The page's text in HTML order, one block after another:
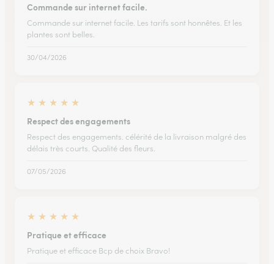
Commande sur internet facile.
Commande sur internet facile. Les tarifs sont honnêtes. Et les
plantes sont belles.
30/04/2026
★ ★ ★ ★ ★
Respect des engagements
Respect des engagements. célérité de la livraison malgré des
délais très courts. Qualité des fleurs.
07/05/2026
★ ★ ★ ★ ★
Pratique et efficace
Pratique et efficace Bcp de choix Bravo!